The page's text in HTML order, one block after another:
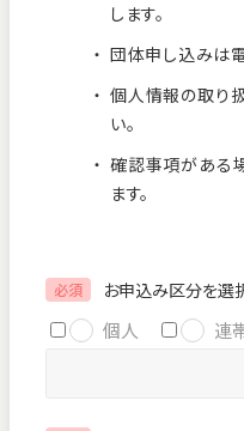
お知らせ
フロアマップ
します。
団体申し込みは
個人情報の取り
い。
確認事項がある
ます。
必須 お申込み区分を選
個人 連